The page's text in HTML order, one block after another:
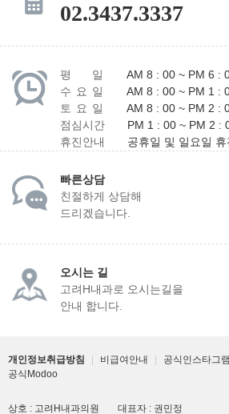
02.3437.3337
평 일
AM 8 : 00 ~ PM 6 :
수 요 일
AM 8 : 00 ~ PM 1 :
토 요 일
AM 8 : 00 ~ PM 2 :
점심시간
PM 1 : 00 ~ PM 2 :
휴진안내
공휴일 및 일요일 휴
빠른상담
친절하게 상담해
드리겠습니다.
오시는 길
고려H내과로 오시는길을
안내 합니다.
개인정보취급방침 비급여안내 공식인스타그램
공식Modoo
상호 : 고려H내과의원 대표자 : 권민정